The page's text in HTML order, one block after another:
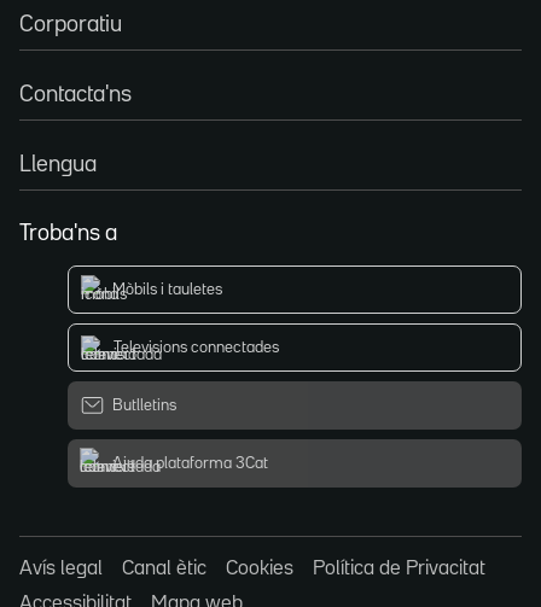
Corporatiu
Contacta'ns
Llengua
Troba'ns a
Mòbils i tauletes
Televisions connectades
Butlletins
Ajuda plataforma 3Cat
Avís legal Canal ètic Cookies
Política de Privacitat